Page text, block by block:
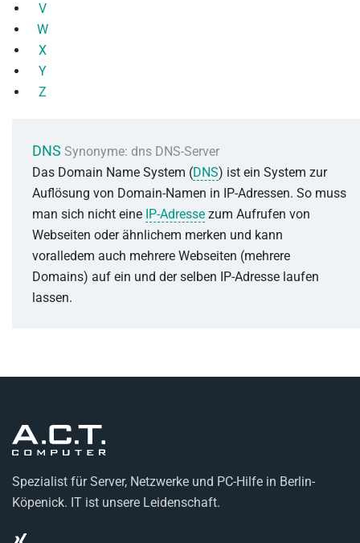
V
W
X
Y
Z
DNS Synonyme: dns DNS-Server
Das Domain Name System (DNS) ist ein System zur
Auflösung von Domain-Namen in IP-Adressen. So muss
man sich nicht eine IP-Adresse zum Aufrufen von
Webseiten oder ähnlichem merken und kann
voralledem auch mehrere Webseiten (mehrere
Domains) auf ein und der selben IP-Adresse laufen
lassen.
Spezialist für Server, Netzwerke und PC-Hilfe in Berlin-
Köpenick. IT ist unsere Leidenschaft.